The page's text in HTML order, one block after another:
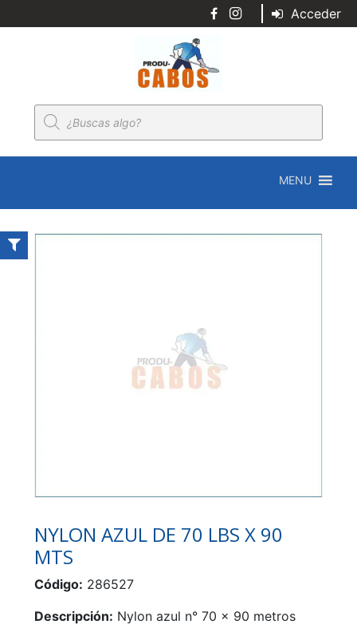
Acceder
Búsqueda
de
productos
MENU
NYLON AZUL DE 70 LBS X 90
MTS
Código: 286527
Descripción: Nylon azul n° 70 x 90 metros